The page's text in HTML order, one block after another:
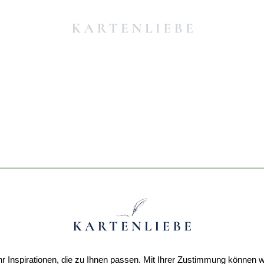
Inspirationen, die zu Ihnen passen. Mit Ihrer Zustimmung können